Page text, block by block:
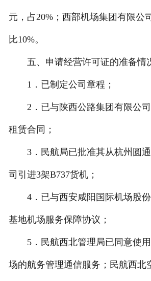
元，占20%；西部机场集团有限公
比10%。
五、申请经营许可证的准备情
1．已制定公司章程；
2．已与陕西公路集团有限公司
租赁合同；
3．民航局已批准其从杭州圆通
司引进3架B737货机；
4．已与西安咸阳国际机场股份
基地机场服务保障协议；
5．民航西北管理局已同意使用
场的航务管理通信服务；民航西北